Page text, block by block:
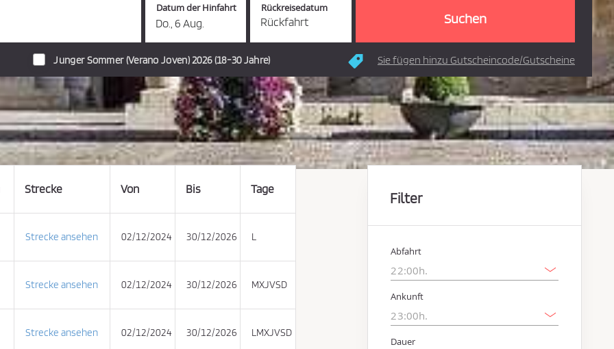
Datum der Hinfahrt
Do., 6 Aug.
Rückreisedatum
Rückfahrt
hinzufügen
Junger Sommer (Verano Joven) 2026 (18-30 Jahre) Sie fügen hinzu Gutscheincode/Gutscheine
Strecke Von Bis Tage
Strecke ansehen 02/12/2024 30/12/2026 L
Strecke ansehen 02/12/2024 30/12/2026 MXJVSD
Strecke ansehen 02/12/2024 30/12/2026 LMXJVSD
Filter
Abfahrt
Ankunft
Dauer